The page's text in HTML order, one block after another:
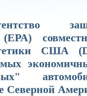
США
Северной